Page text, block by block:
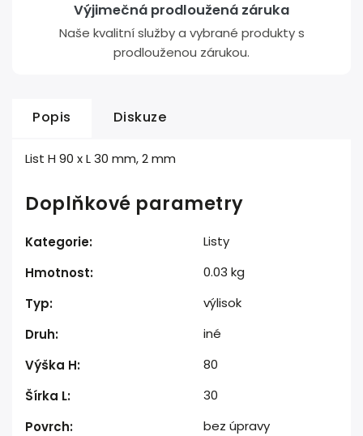
Výjimečná prodloužená záruka
Naše kvalitní služby a vybrané produkty s
prodlouženou zárukou.
Popis Diskuze
List H 90 x L 30 mm, 2 mm
Doplňkové parametry
Kategorie:
Listy
Hmotnost:
0.03 kg
Typ:
výlisok
Druh:
iné
Výška H:
80
Šírka L:
30
Povrch:
bez úpravy